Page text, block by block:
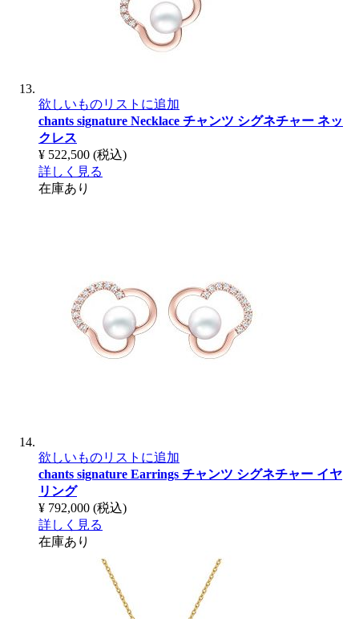
欲しいものリストに追加
chants signature Necklace チャンツ シグネチャー ネッ
クレス
¥ 522,500 (税込)
詳しく見る
在庫あり
欲しいものリストに追加
chants signature Earrings チャンツ シグネチャー イヤ
リング
¥ 792,000 (税込)
詳しく見る
在庫あり